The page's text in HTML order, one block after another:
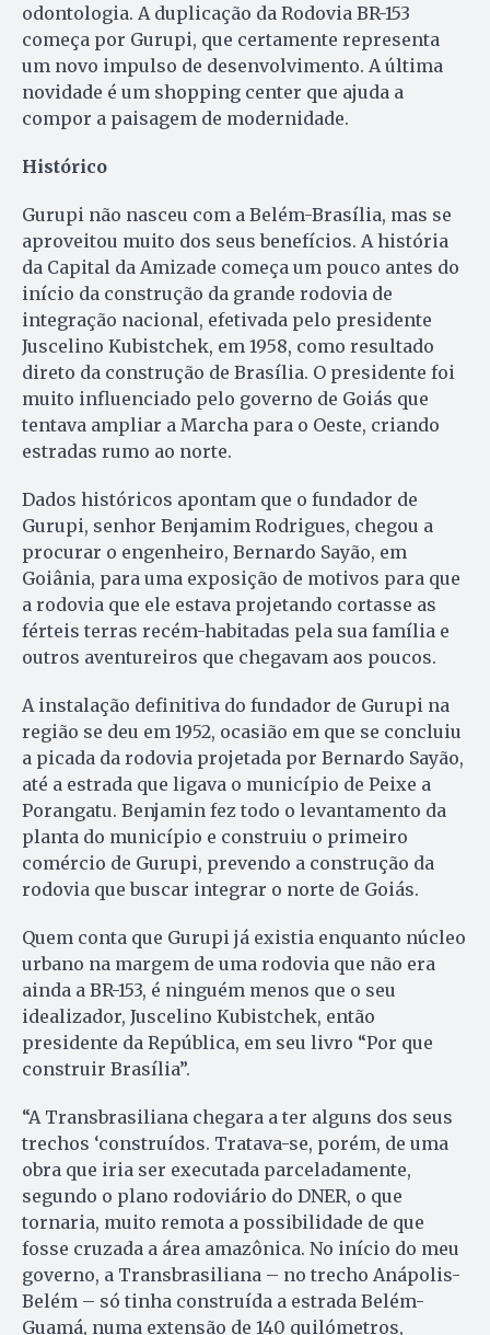
odontologia. A duplicação da Rodovia BR-153
começa por Gurupi, que certamente representa
um novo impulso de desenvolvimento. A última
novidade é um shopping center que ajuda a
compor a paisagem de modernidade.
Histórico
Gurupi não nasceu com a Belém-Brasília, mas se
aproveitou muito dos seus benefícios. A história
da Capital da Amizade começa um pouco antes do
início da construção da grande rodovia de
integração nacional, efetivada pelo presidente
Juscelino Kubistchek, em 1958, como resultado
direto da construção de Brasília. O presidente foi
muito influenciado pelo governo de Goiás que
tentava ampliar a Marcha para o Oeste, criando
estradas rumo ao norte.
Dados históricos apontam que o fundador de
Gurupi, senhor Benjamim Rodrigues, chegou a
procurar o engenheiro, Bernardo Sayão, em
Goiânia, para uma exposição de motivos para que
a rodovia que ele estava projetando cortasse as
férteis terras recém-habitadas pela sua família e
outros aventureiros que chegavam aos poucos.
A instalação definitiva do fundador de Gurupi na
região se deu em 1952, ocasião em que se concluiu
a picada da rodovia projetada por Bernardo Sayão,
até a estrada que ligava o município de Peixe a
Porangatu. Benjamin fez todo o levantamento da
planta do município e construiu o primeiro
comércio de Gurupi, prevendo a construção da
rodovia que buscar integrar o norte de Goiás.
Quem conta que Gurupi já existia enquanto núcleo
urbano na margem de uma rodovia que não era
ainda a BR-153, é ninguém menos que o seu
idealizador, Juscelino Kubistchek, então
presidente da República, em seu livro “Por que
construir Brasília”.
“A Transbrasiliana chegara a ter alguns dos seus
trechos ‘construídos. Tratava-se, porém, de uma
obra que iria ser executada parceladamente,
segundo o plano rodoviário do DNER, o que
tornaria, muito remota a possibilidade de que
fosse cruzada a área amazônica. No início do meu
governo, a Transbrasiliana – no trecho Anápolis-
Belém – só tinha construída a estrada Belém-
Guamá, numa extensão de 140 quilómetros,